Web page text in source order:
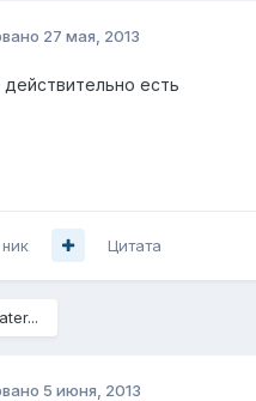
27 мая, 2013
есть
Цитата
5 июня, 2013